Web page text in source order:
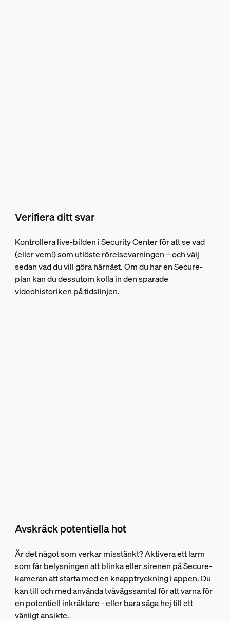
Verifiera ditt svar
Kontrollera live-bilden i Security Center för att se vad
(eller vem!) som utlöste rörelsevarningen – och välj
sedan vad du vill göra härnäst. Om du har en Secure-
plan kan du dessutom kolla in den sparade
videohistoriken på tidslinjen.
Avskräck potentiella hot
Är det något som verkar misstänkt? Aktivera ett larm
som får belysningen att blinka eller sirenen på Secure-
kameran att starta med en knapptryckning i appen. Du
kan till och med använda tvåvägssamtal för att varna för
en potentiell inkräktare - eller bara säga hej till ett
vänligt ansikte.